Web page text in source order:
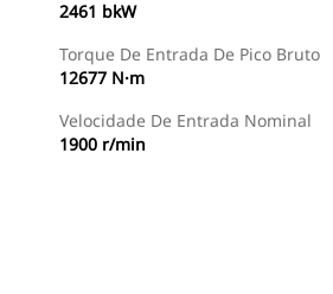
2461 bkW
Torque De Entrada De Pico Bruto
12677 N·m
Velocidade De Entrada Nominal
1900 r/min